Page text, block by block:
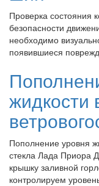
Проверка
безопасности
необходимо
появившиеся
жидкости
Пополнение уровня
стекла Лада Приора
крышку заливной
контролируем